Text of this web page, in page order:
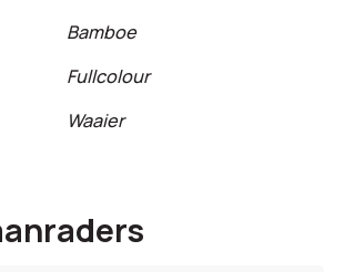
Bamboe
Fullcolour
Waaier